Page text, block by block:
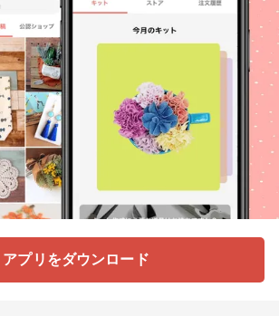
アプリをダウンロード